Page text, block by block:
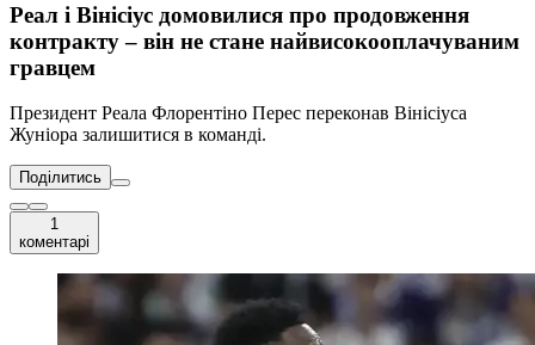
Реал і Вінісіус домовилися про продовження
контракту – він не стане найвисокооплачуваним
гравцем
Президент Реала Флорентіно Перес переконав Вінісіуса
Жуніора залишитися в команді.
Поділитись
1
коментарі